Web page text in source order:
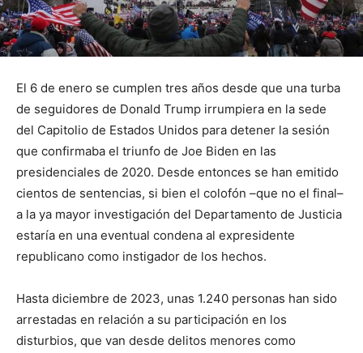
El 6 de enero se cumplen tres años desde que una turba
de seguidores de Donald Trump irrumpiera en la sede
del Capitolio de Estados Unidos para detener la sesión
que confirmaba el triunfo de Joe Biden en las
presidenciales de 2020. Desde entonces se han emitido
cientos de sentencias, si bien el colofón –que no el final–
a la ya mayor investigación del Departamento de Justicia
estaría en una eventual condena al expresidente
republicano como instigador de los hechos.
Hasta diciembre de 2023, unas 1.240 personas han sido
arrestadas en relación a su participación en los
disturbios, que van desde delitos menores como